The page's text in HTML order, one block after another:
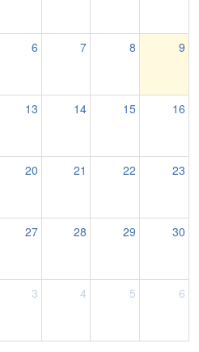
6 7 8 9
13 14 15 16
20 21 22 23
27 28 29 30
3 4 5 6